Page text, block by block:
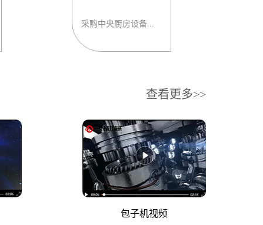
采购中央厨房设备...
查看更多>>
包子机视频